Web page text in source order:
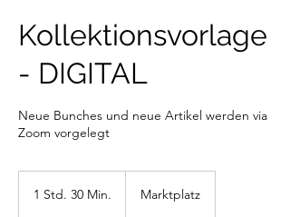
Kollektionsvorlage
- DIGITAL
Neue Bunches und neue Artikel werden via
Zoom vorgelegt
1 Std. 30 Min. Marktplatz